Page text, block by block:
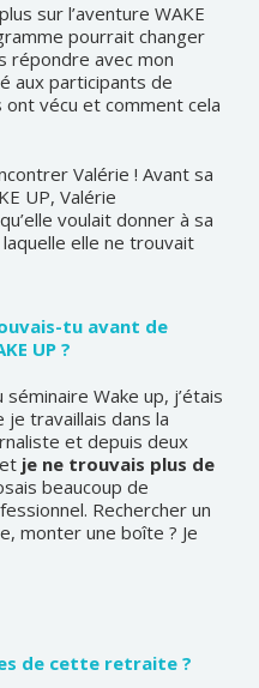
sur l’aventure WAKE
pourrait changer
répondre avec mon
aux participants de
ont vécu et comment cela
Valérie ! Avant sa
UP, Valérie
voulait donner à sa
elle ne trouvait
tu avant de
UP ?
Wake up, j’étais
je travaillais dans la
et depuis deux
je ne trouvais plus de
beaucoup de
Rechercher un
monter une boîte ? Je
de cette retraite ?